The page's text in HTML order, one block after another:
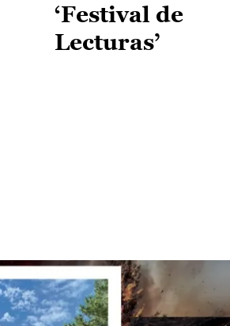
‘Festival de
Lecturas’